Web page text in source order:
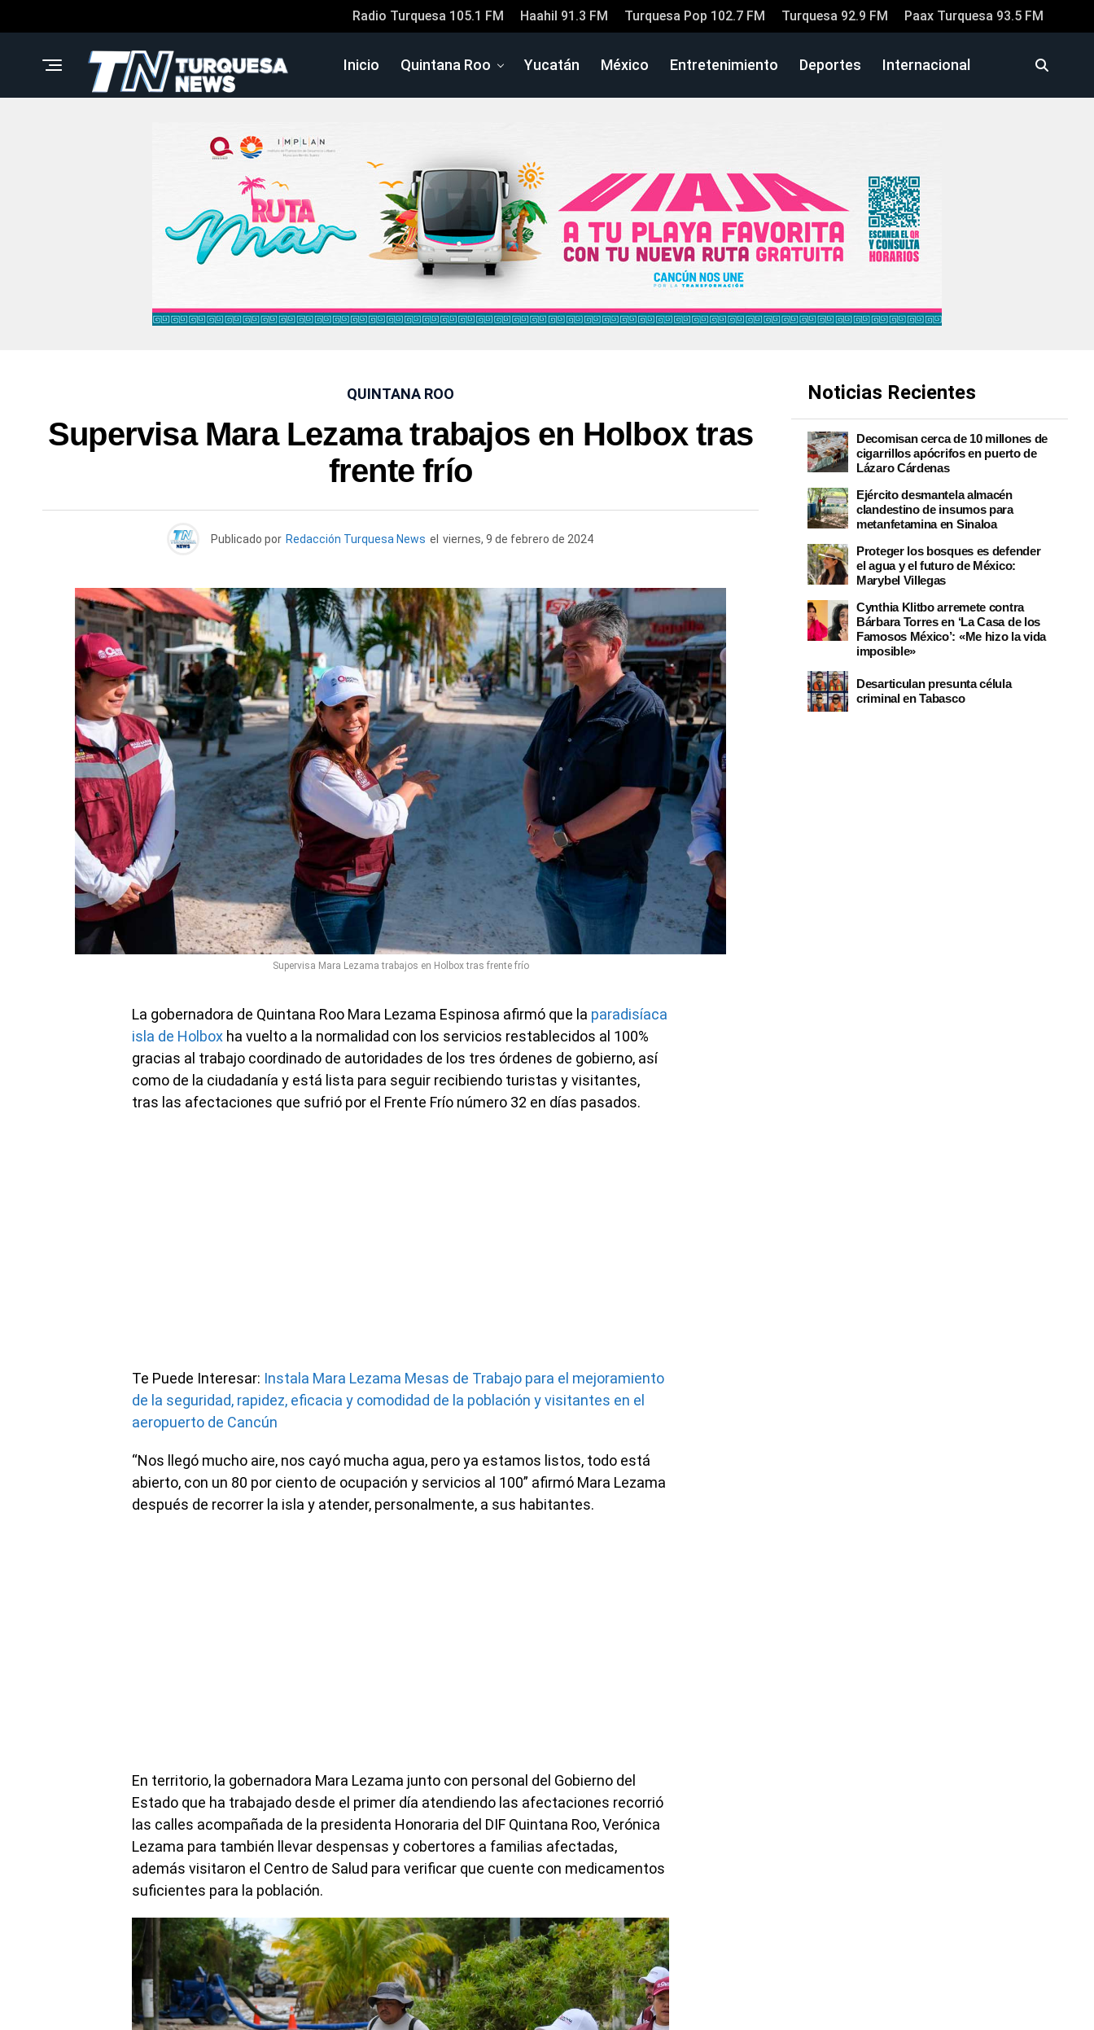
Radio Turquesa 105.1 FM Haahil 91.3 FM Turquesa Pop 102.7 FM Turquesa 92.9 FM Paax Turquesa 93.5 FM
Inicio Quintana Roo Yucatán México Entretenimiento Deportes Internacional
QUINTANA ROO
Supervisa Mara Lezama trabajos en Holbox tras
frente frío
Publicado por Redacción Turquesa News el viernes, 9 de febrero de 2024
Supervisa Mara Lezama trabajos en Holbox tras frente frío
La gobernadora de Quintana Roo Mara Lezama Espinosa afirmó que la paradisíaca
isla de Holbox ha vuelto a la normalidad con los servicios restablecidos al 100%
gracias al trabajo coordinado de autoridades de los tres órdenes de gobierno, así
como de la ciudadanía y está lista para seguir recibiendo turistas y visitantes,
tras las afectaciones que sufrió por el Frente Frío número 32 en días pasados.
Te Puede Interesar: Instala Mara Lezama Mesas de Trabajo para el mejoramiento
de la seguridad, rapidez, eficacia y comodidad de la población y visitantes en el
aeropuerto de Cancún
“Nos llegó mucho aire, nos cayó mucha agua, pero ya estamos listos, todo está
abierto, con un 80 por ciento de ocupación y servicios al 100” afirmó Mara Lezama
después de recorrer la isla y atender, personalmente, a sus habitantes.
En territorio, la gobernadora Mara Lezama junto con personal del Gobierno del
Estado que ha trabajado desde el primer día atendiendo las afectaciones recorrió
las calles acompañada de la presidenta Honoraria del DIF Quintana Roo, Verónica
Lezama para también llevar despensas y cobertores a familias afectadas,
además visitaron el Centro de Salud para verificar que cuente con medicamentos
suficientes para la población.
Noticias Recientes
Decomisan cerca de 10 millones de
cigarrillos apócrifos en puerto de
Lázaro Cárdenas
Ejército desmantela almacén
clandestino de insumos para
metanfetamina en Sinaloa
Proteger los bosques es defender
el agua y el futuro de México:
Marybel Villegas
Cynthia Klitbo arremete contra
Bárbara Torres en ‘La Casa de los
Famosos México’: «Me hizo la vida
imposible»
Desarticulan presunta célula
criminal en Tabasco